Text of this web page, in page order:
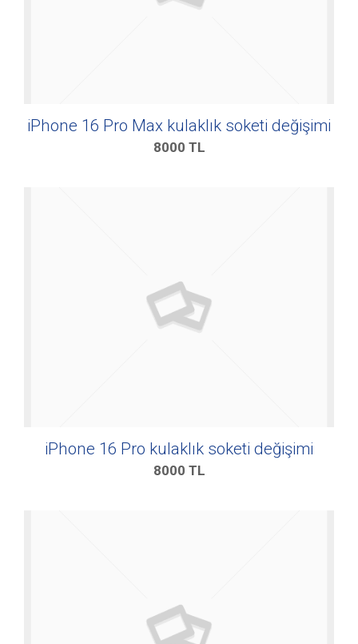
iPhone 16 Pro Max kulaklık soketi değişimi
8000 TL
iPhone 16 Pro kulaklık soketi değişimi
8000 TL